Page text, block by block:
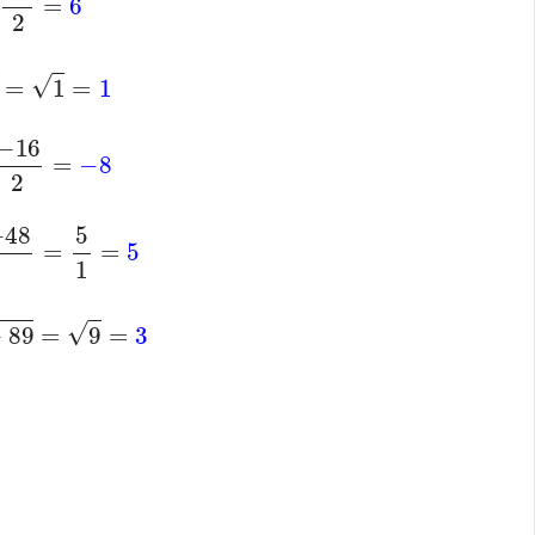
02 =12
36= 1=1
2= − 16
− − 481 =
−89= 9=3